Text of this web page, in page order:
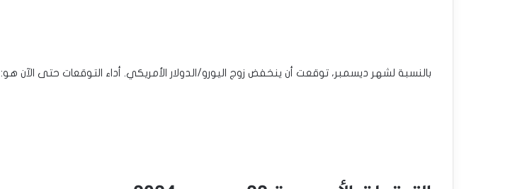
بالنسبة لشهر ديسمبر، توقعت أن ينخفض ​​زوج اليورو/الدولار الأمريكي. أداء التوقعات حتى الآن هو: